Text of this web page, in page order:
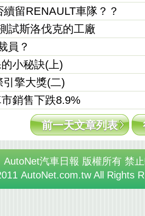
續留RENAULT車隊？？
試斯洛伐克的工廠
員？
小秘訣(上)
擎大獎(二)
銷售下跌8.9%
前一天文章列表
AutoNet汽車日報 版權所有 禁
AutoNet.com.tw All Rights